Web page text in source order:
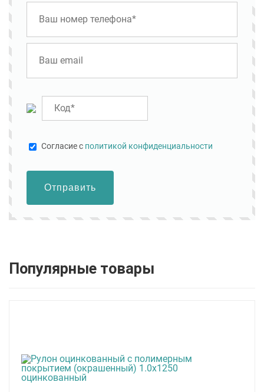
Cогласие с политикой конфиденциальности
Отправить
Популярные товары